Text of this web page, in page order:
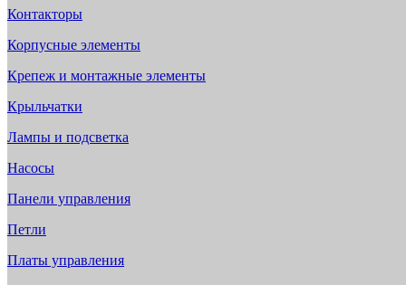
Контакторы
Корпусные элементы
Крепеж и монтажные элементы
Крыльчатки
Лампы и подсветка
Насосы
Панели управления
Петли
Платы управления